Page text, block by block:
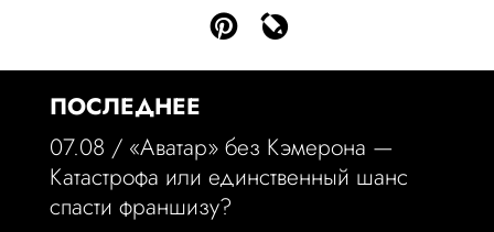
ПОСЛЕДНЕЕ
07.08 / «Аватар» без Кэмерона —
Катастрофа или единственный шанс
спасти франшизу?